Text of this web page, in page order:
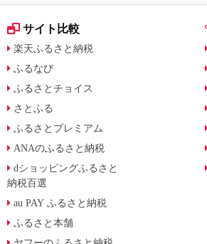
サイト比較
楽天ふるさと納税
ふるなび
ふるさとチョイス
さとふる
ふるさとプレミアム
ANAのふるさと納税
dショッピングふるさと
納税百選
au PAY ふるさと納税
ふるさと本舗